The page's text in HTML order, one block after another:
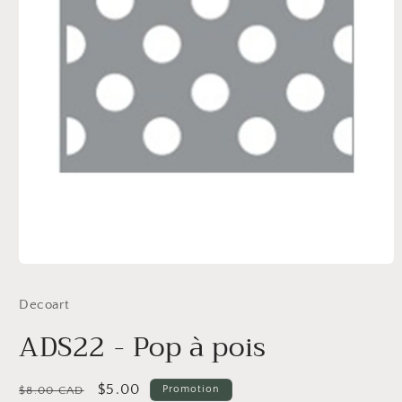
média
1
une
fenêtre
Decoart
ADS22 - Pop à pois
Prix
$8.00 CAD
Prix
$5.00 Promotion